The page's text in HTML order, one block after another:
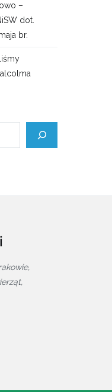
–
dot.
br.